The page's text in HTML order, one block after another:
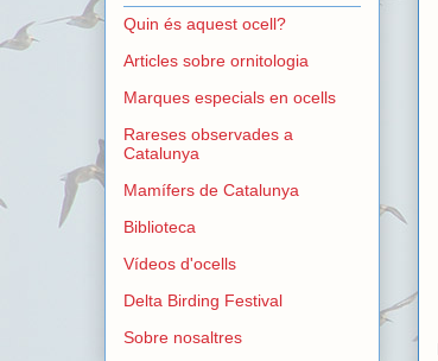
Quin és aquest ocell?
Articles sobre ornitologia
Marques especials en ocells
Rareses observades a
Catalunya
Mamífers de Catalunya
Biblioteca
Vídeos d'ocells
Delta Birding Festival
Sobre nosaltres